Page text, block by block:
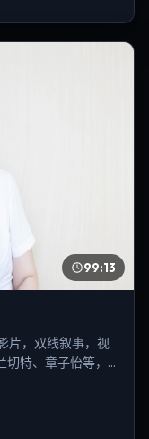
99:13
片，双线叙事，视
特、章子怡等，